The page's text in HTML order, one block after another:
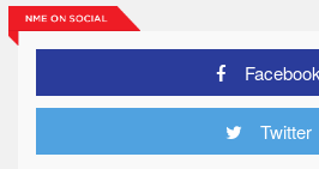
Facebook
Twitter